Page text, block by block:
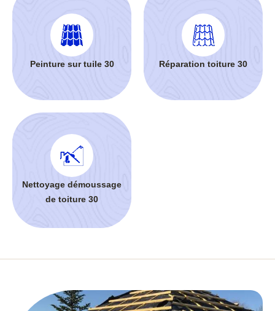
Peinture sur tuile 30 Réparation toiture 30
Nettoyage démoussage
de toiture 30